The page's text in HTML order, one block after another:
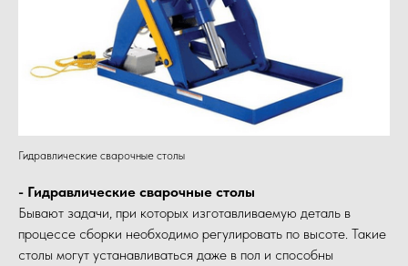
Гидравлические сварочные столы
- Гидравлические сварочные столы
Бывают задачи, при которых изготавливаемую деталь в
процессе сборки необходимо регулировать по высоте. Такие
столы могут устанавливаться даже в пол и способны